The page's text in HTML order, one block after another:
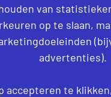
PROCESTECHNIEK
van
op te slaan,
advertenties).
accepteren te